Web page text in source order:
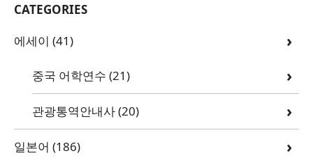
CATEGORIES
에세이 (41)
중국 어학연수 (21)
관광통역안내사(20)
일본어 (186)